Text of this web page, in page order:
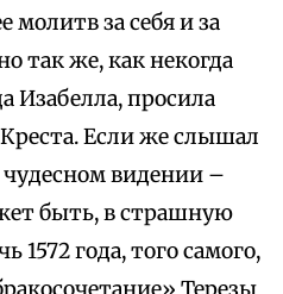
молитв за себя и за
так же, как некогда
Изабелла, просила
Если же слышал
видении –
быть, в страшную
1572 года, того самого,